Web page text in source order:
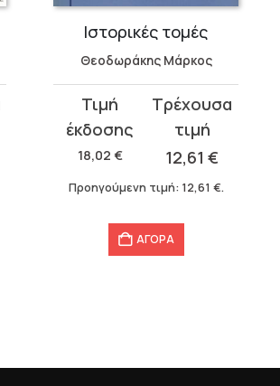
Ιστορικές τομές
Θεοδωράκης Μάρκος
18,02 €
Original
price
was:
18,02 €.
12,61€
τρέχουσα
τιμή
είναι:
Προηγούμενη τιμή: 12,61 €.
ΑΓΟΡΑ